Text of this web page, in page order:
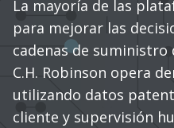
La mayoría de las
para mejorar las
cadenas de suministro
C.H. Robinson opera
utilizando datos
cliente y supervisión